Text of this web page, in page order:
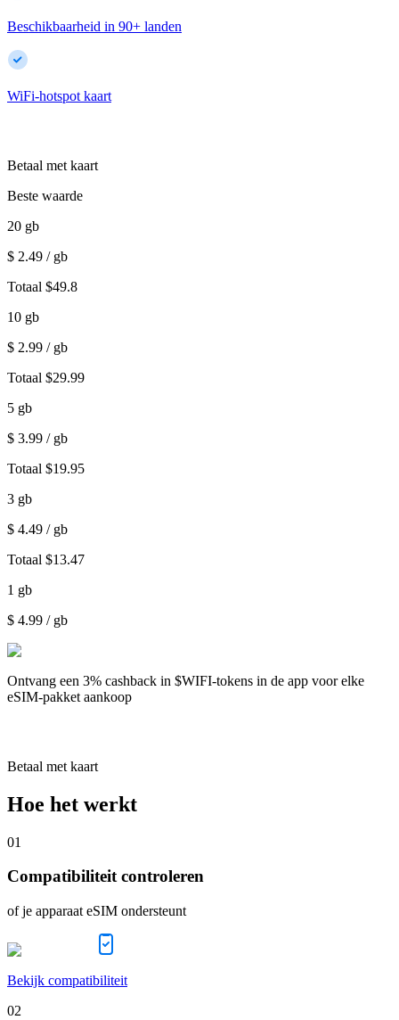
Beschikbaarheid in 90+ landen
WiFi-hotspot kaart
Betaal met kaart
Beste waarde
20 gb
$ 2.49 / gb
Totaal $49.8
10 gb
$ 2.99 / gb
Totaal $29.99
5 gb
$ 3.99 / gb
Totaal $19.95
3 gb
$ 4.49 / gb
Totaal $13.47
1 gb
$ 4.99 / gb
Ontvang een 3% cashback in $WIFI-tokens in de app voor elke
eSIM-pakket aankoop
Betaal met kaart
Hoe het werkt
01
Compatibiliteit controleren
of je apparaat eSIM ondersteunt
Bekijk compatibiliteit
02